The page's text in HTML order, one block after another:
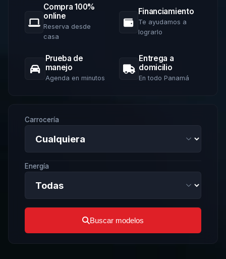
Compra 100%
online
Reserva desde
casa
Financiamiento
Te ayudamos a
lograrlo
Prueba de
manejo
Agenda en minutos
Entrega a
domicilio
En todo Panamá
Carrocería
Energía
Buscar modelos